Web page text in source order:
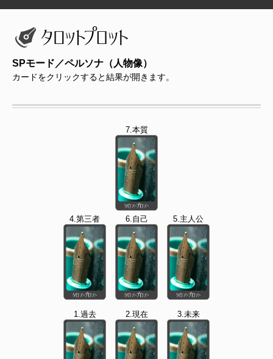
SPモード／ペルソナ（人物像）
カードをクリックすると結果が開きます。
7.本質
4.第三者 6.自己 5.主人公
1.過去 2.現在 3.未来